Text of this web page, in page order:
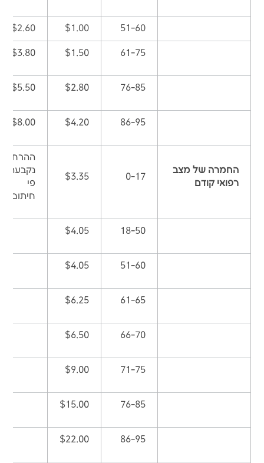
51-60
$1.00
$2.60
61-75
$1.50
$3.80
76-85
$2.80
$5.50
86-95
$4.20
$8.00
החמרה של מצב
רפואי קודם
0-17
$3.35
ההרחבה
נקבעת
פי
חיתום
18-50
$4.05
51-60
$4.05
61-65
$6.25
66-70
$6.50
71-75
$9.00
76-85
$15.00
86-95
$22.00